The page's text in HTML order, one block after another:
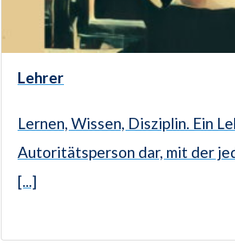
Lehrer
Lernen, Wissen, Disziplin. Ein
Autoritätsperson dar, mit der
[...]